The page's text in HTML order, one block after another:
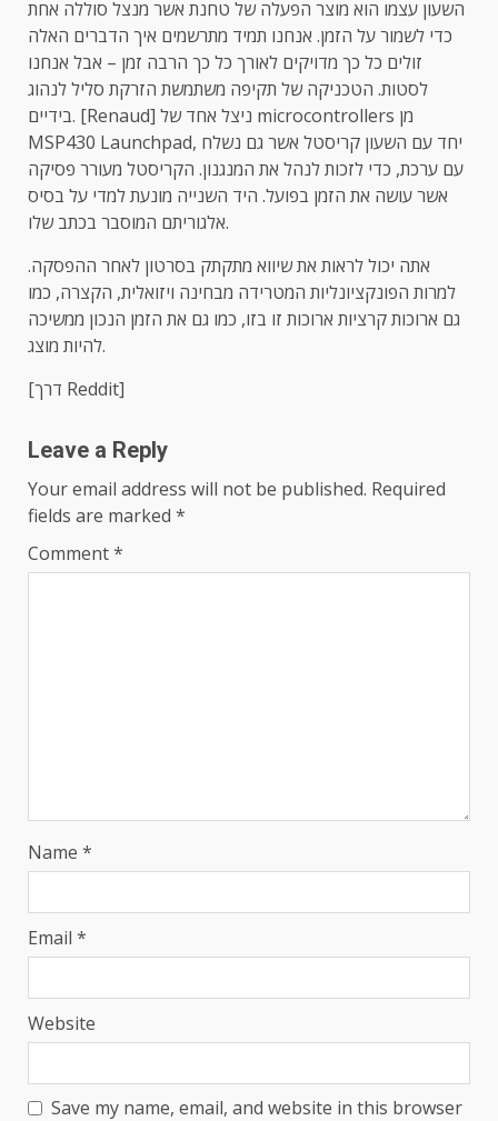
השעון עצמו הוא מוצר הפעלה של טחנת אשר מנצל סוללה אחת
כדי לשמור על הזמן. אנחנו תמיד מתרשמים איך הדברים האלה
זולים כל כך מדויקים לאורך כל כך הרבה זמן – אבל אנחנו
לסטות. הטכניקה של תקיפה משתמשת הזרקת סליל לנהוג
בידיים. [Renaud] ניצל אחד של microcontrollers מן
MSP430 Launchpad, יחד עם השעון קריסטל אשר גם נשלח
עם ערכת, כדי לזכות לנהל את המנגנון. הקריסטל מעורר פסיקה
אשר עושה את הזמן בפועל. היד השנייה מונעת למדי על בסיס
אלגוריתם המוסבר בכתב שלו.
אתה יכול לראות את שיווא מתקתק בסרטון לאחר ההפסקה.
למרות הפונקציונליות המטרידה מבחינה ויזואלית, הקצרה, כמו
גם ארוכות קרציות ארוכות זו בזו, כמו גם את הזמן הנכון ממשיכה
להיות מוצג.
[דרך Reddit]
Leave a Reply
Your email address will not be published. Required
fields are marked *
Comment*
Name *
Email *
Website
Save my name, email, and website in this browser